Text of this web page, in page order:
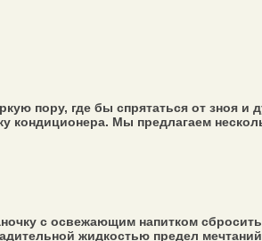
пору, где бы спрятаться от зноя
кондиционера. Мы предлагаем
с освежающим напитком
жидкостью предел